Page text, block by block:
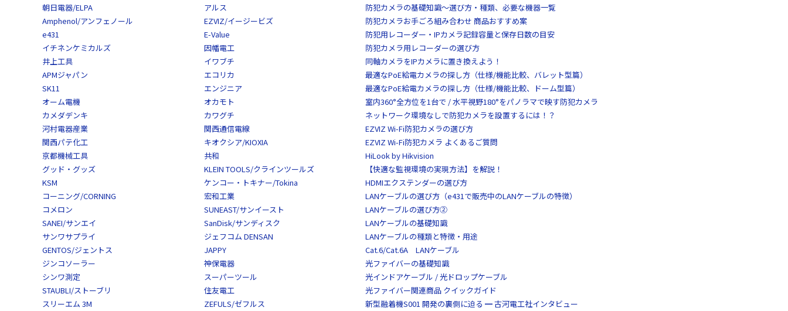
朝日電器/ELPA
アルス
Amphenol/アンフェノール
EZVIZ/イージービズ
e431
E-Value
イチネンケミカルズ
因幡電工
井上工具
イワブチ
APMジャパン
エコリカ
SK11
エンジニア
オーム電機
オカモト
カメダデンキ
カワグチ
河村電器産業
関西通信電線
関西パテ化工
キオクシア/KIOXIA
京都機械工具
共和
グッド・グッズ
KLEIN TOOLS/クラインツールズ
KSM
ケンコー・トキナー/Tokina
コーニング/CORNING
宏和工業
コメロン
SUNEAST/サンイースト
SANEI/サンエイ
SanDisk/サンディスク
サンワサプライ
ジェフコム DENSAN
GENTOS/ジェントス
JAPPY
ジンコソーラー
神保電器
シンワ測定
スーパーツール
STAUBLI/ストーブリ
住友電工
スリーエム 3M
ZEFULS/ゼフルス
防犯カメラの基礎知識～選び方・種類、必要な機器一覧
防犯カメラお手ごろ組み合わせ 商品おすすめ案
防犯用レコーダー・IPカメラ記録容量と保存日数の目安
防犯カメラ用レコーダーの選び方
同軸カメラをIPカメラに置き換えよう！
最適なPoE給電カメラの探し方（仕様/機能比較、バレット型篇）
最適なPoE給電カメラの探し方（仕様/機能比較、ドーム型篇）
室内360°全方位を1台で / 水平視野180°をパノラマで映す防犯カメラ
ネットワーク環境なしで防犯カメラを設置するには！？
EZVIZ Wi-Fi防犯カメラの選び方
EZVIZ Wi-Fi防犯カメラ よくあるご質問
HiLook by Hikvision
【快適な監視環境の実現方法】を解説！
HDMIエクステンダーの選び方
LANケーブルの選び方（e431で販売中のLANケーブルの特徴）
LANケーブルの選び方②
LANケーブルの基礎知識
LANケーブルの種類と特徴・用途
Cat.6/Cat.6A LANケーブル
光ファイバーの基礎知識
光インドアケーブル / 光ドロップケーブル
光ファイバー関連商品 クイックガイド
新型融着機S001 開発の裏側に迫る ━ 古河電工社インタビュー